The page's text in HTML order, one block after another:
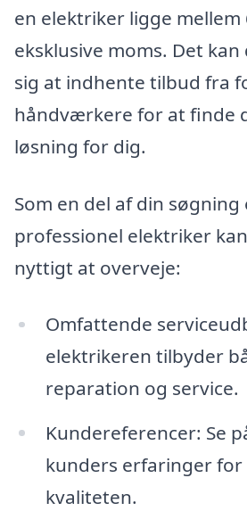
en elektriker ligge mellem
eksklusive moms. Det
sig at indhente tilbud fra
håndværkere for at finde
løsning for dig.
Som en del af din
professionel elektriker
nyttigt at overveje:
Omfattende
elektrikeren tilbyder
reparation og service.
Kundereferencer: Se
kunders erfaringer for
kvaliteten.